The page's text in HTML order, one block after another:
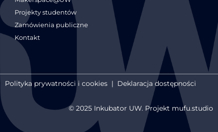
Projekty studentów
Zamówienia publiczne
Kontakt
Polityka prywatności i cookies | Deklaracja dostępności
© 2025 Inkubator UW. Projekt mufu.studio